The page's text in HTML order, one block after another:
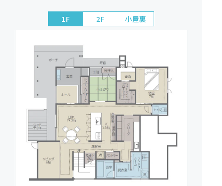
1F 2F 小屋裏